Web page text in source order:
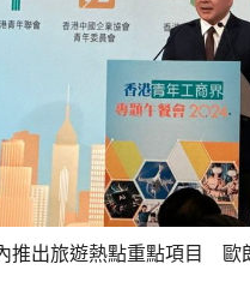
推出旅遊熱點重點項目 歐